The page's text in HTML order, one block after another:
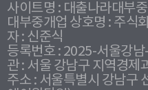
사이트명 : 대출나라대부
대부중개업 상호명 : 주식
자 : 신준식
등록번호 : 2025-서울강
관 : 서울 강남구 지역경
주소 : 서울특별시 강남구